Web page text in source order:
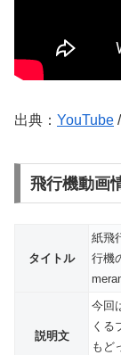
出典： YouTube /
飛行機動画
タイトル
紙飛
行機
説明文
今回
くる
もど